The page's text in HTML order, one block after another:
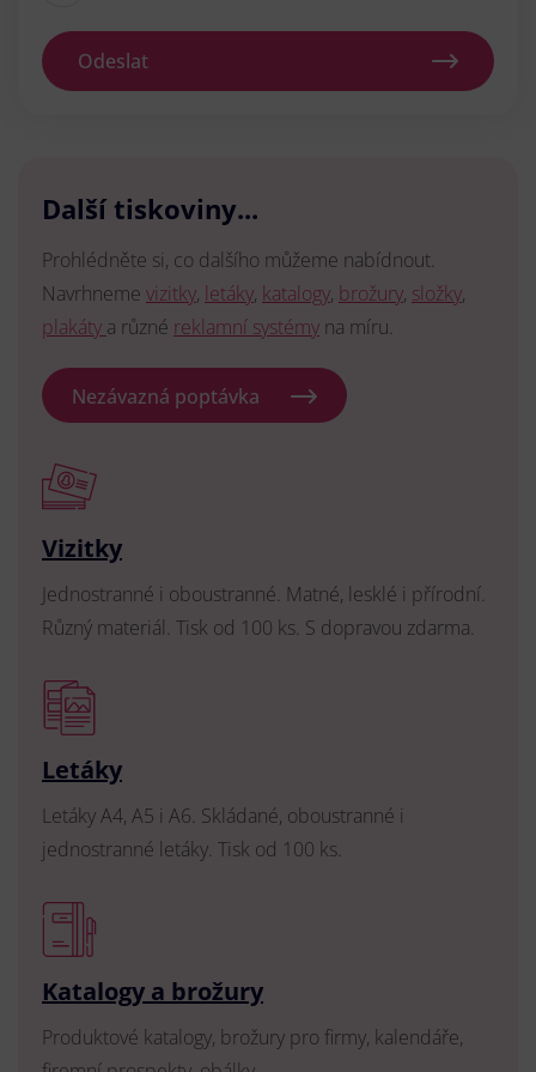
Odeslat
Další tiskoviny...
Prohlédněte si, co dalšího můžeme nabídnout.
Navrhneme vizitky, letáky, katalogy, brožury, složky,
plakáty a různé reklamní systémy na míru.
Nezávazná poptávka
Vizitky
Jednostranné i oboustranné. Matné, lesklé i přírodní.
Různý materiál. Tisk od 100 ks. S dopravou zdarma.
Letáky
Letáky A4, A5 i A6. Skládané, oboustranné i
jednostranné letáky. Tisk od 100 ks.
Katalogy a brožury
Produktové katalogy, brožury pro firmy, kalendáře,